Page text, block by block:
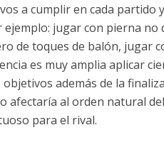
a cumplir en cada partido
jugar con pierna
de toques de balón, jugar
es muy amplia aplicar
además de la
afectaría al orden natural
para el rival.